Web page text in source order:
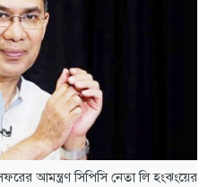
আমন্ত্রণ সিপিসি নেতা লি হংঝংয়ের